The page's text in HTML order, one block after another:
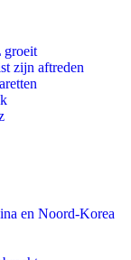
groeit
zijn aftreden
en Noord-Korea